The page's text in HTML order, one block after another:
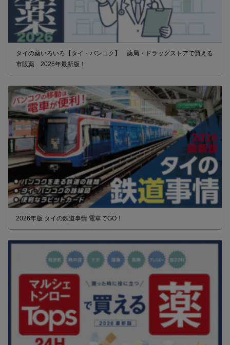
タイの薬いろいろ【タイ・バンコク】 薬局・ドラッグストアで買える
市販薬 2026年最新版！
2026年版 タイの鉄道事情 電車でGO！